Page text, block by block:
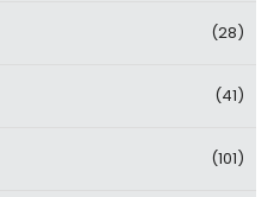
(28)
(41)
(101)